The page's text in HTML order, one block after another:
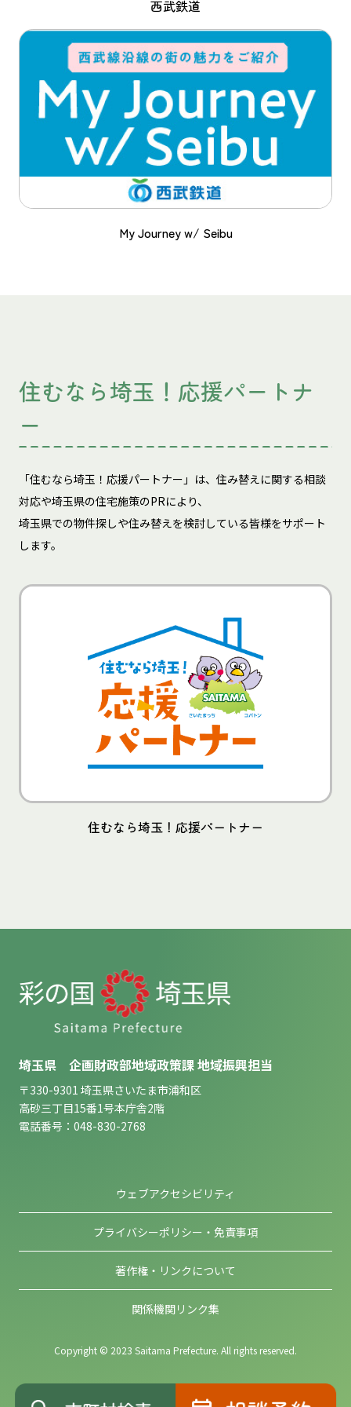
西武鉄道
My Journey w/ Seibu
住むなら埼玉！応援パートナ
ー
「住むなら埼玉！応援パートナー」は、住み替えに関する相談
対応や埼玉県の住宅施策のPRにより、
埼玉県での物件探しや住み替えを検討している皆様をサポート
します。
住むなら埼玉！応援パートナー
埼玉県 企画財政部地域政策課 地域振興担当
〒330-9301 埼玉県さいたま市浦和区
高砂三丁目15番1号本庁舎2階
電話番号：048-830-2768
ウェブアクセシビリティ
プライバシーポリシー・免責事項
著作権・リンクについて
関係機関リンク集
Copyright © 2023 Saitama Prefecture. All rights reserved.